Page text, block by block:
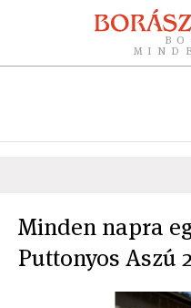
Minden napra
Puttonyos Aszú